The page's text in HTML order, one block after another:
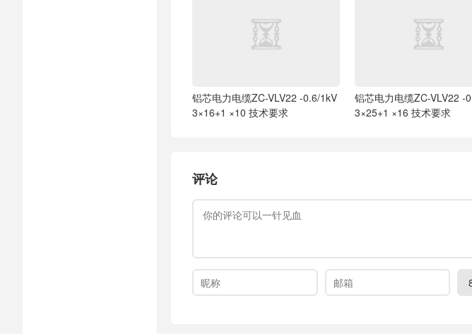
铝芯电力电缆ZC-VLV22 -0.6/1kV
3×16+1 ×10 技术要求
铝芯电力电缆ZC-VLV22 -
3×25+1 ×16 技术要求
评论